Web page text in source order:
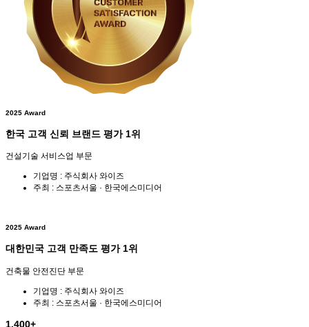
2025 Award
한국 고객 신뢰 브랜드 평가 1위
건설기술 서비스업 부문
기업명 : 주식회사 와이즈
주최 : 스포츠서울 · 한국에스미디어
2025 Award
대한민국 고객 만족도 평가 1위
건축물 안전진단 부문
기업명 : 주식회사 와이즈
주최 : 스포츠서울 · 한국에스미디어
1,400+